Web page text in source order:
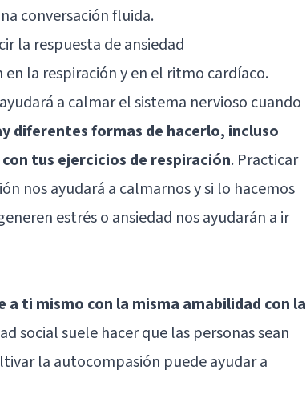
conversación fluida.
la respuesta de ansiedad
la respiración y en el ritmo cardíaco.
a calmar el sistema nervioso cuando
diferentes formas de hacerlo, incluso
tus ejercicios de respiración. Practicar
nos ayudará a calmarnos y si lo hacemos
estrés o ansiedad nos ayudarán a ir
ti mismo con la misma amabilidad con la
social suele hacer que las personas sean
la autocompasión puede ayudar a